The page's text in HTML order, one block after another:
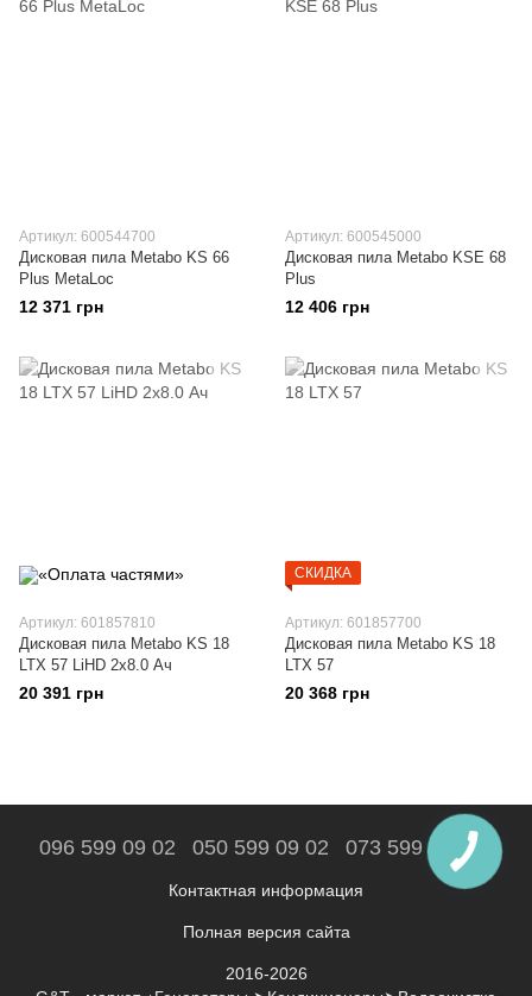
Артикул: 600544700
Дисковая пила Metabo KS 66
Plus MetaLoc
12 371 грн
Артикул: 600545000
Дисковая пила Metabo KSE 68
Plus
12 406 грн
Артикул: 601857810
Дисковая пила Metabo KS 18
LTX 57 LiHD 2x8.0 Ач
20 391 грн
СКИДКА
Артикул: 601857700
Дисковая пила Metabo KS 18
LTX 57
20 368 грн
096 599 09 02 050 599 09 02 073 599 09 02
Контактная информация
Полная версия сайта
2016-2026